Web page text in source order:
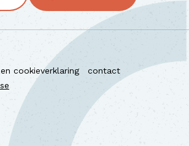
cookieverklaring
contact